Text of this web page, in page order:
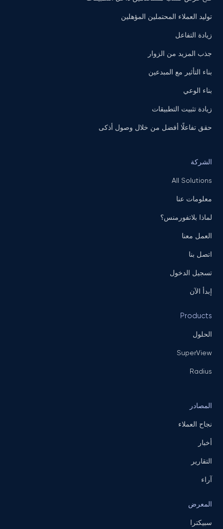
توليد العملاء المحتملين المؤهلين
زيادة التفاعل
جذب المزيد من الزوار
بناء التأثير مع المبدعين
بناء الوعي
زيادة تثبيت التطبيقات
حقق تفاعلًا أفضل من خلال وصول أذكى
الشركة
All Solutions
معلومات عنا
لماذا بلاتفورمنس؟
العمل معنا
اتصل بنا
تسجيل الدخول
إبدأ الآن
Products
الحلول
SuperView
Radius
المصادر
نجاح العملاء
أخبار
التقارير
آراء
المعرض
سبيكترا